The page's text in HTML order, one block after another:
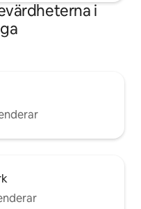
i